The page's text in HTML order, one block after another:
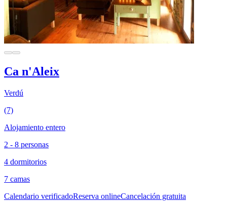
Ca n'Aleix
Verdú
(7)
Alojamiento entero
2 - 8 personas
4 dormitorios
7 camas
Calendario verificadoReserva onlineCancelación gratuita